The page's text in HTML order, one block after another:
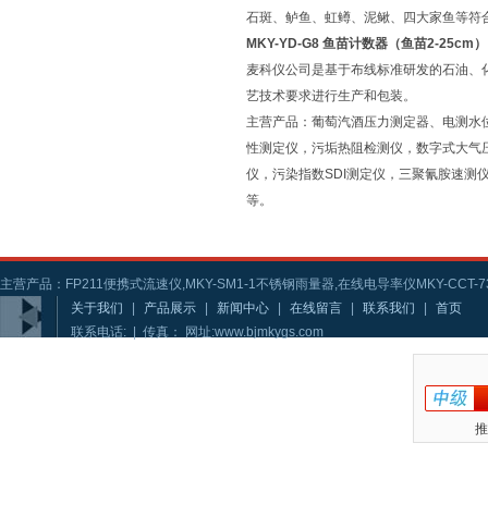
石斑、鲈鱼、虹鳟、泥鳅、四大家鱼等符
MKY-YD-G8 鱼苗计数器（鱼苗2-25cm）
麦科仪公司是基于布线标准研发的石油
艺技术要求进行生产和包装。
主营产品：葡萄汽酒压力测定器、电测
性测定仪，污垢热阻检测仪，数字式大
仪，污染指数SDI测定仪，三聚氰胺速测
等。
主营产品：FP211便携式流速仪,MKY-SM1-1不锈钢雨量器,在线电导率仪MKY-CCT-
关于我们
产品展示 新闻中心 在线留言 联系我们
首页
联系电话: | 传真： 网址:www.bjmkygs.com